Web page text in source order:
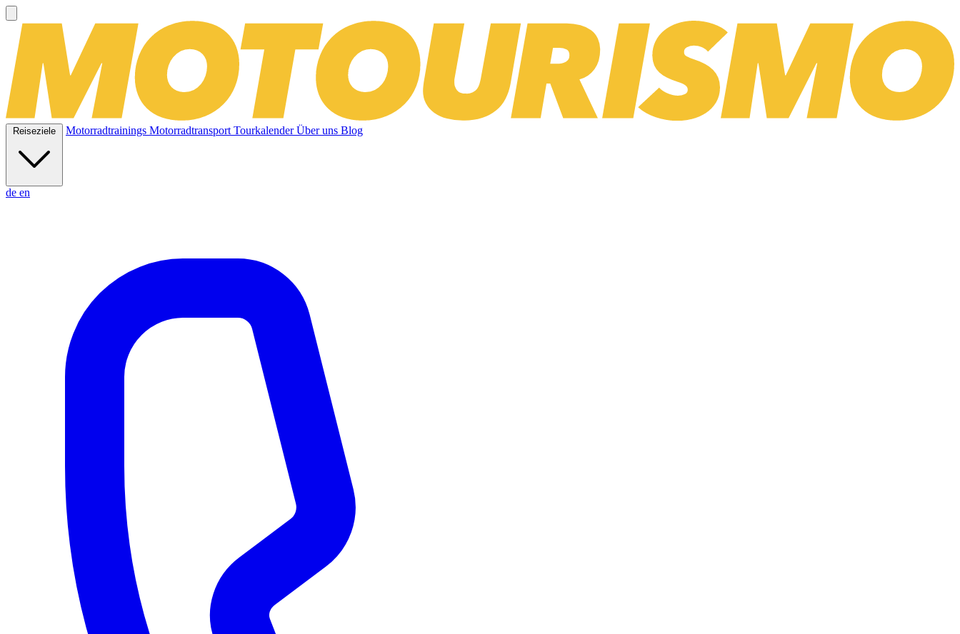
Reiseziele Motorradtrainings Motorradtransport TourkalenderÜber uns Blog
de en